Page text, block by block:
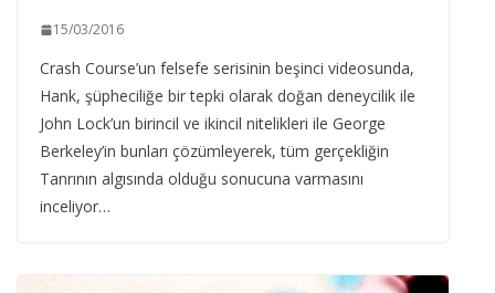
15/03/2016
Crash Course’un felsefe serisinin beşinci videosunda,
Hank, şüpheciliğe bir tepki olarak doğan deneycilik ile
John Lock’un birincil ve ikincil nitelikleri ile George
Berkeley’in bunları çözümleyerek, tüm gerçekliğin
Tanrının algısında olduğu sonucuna varmasını
inceliyor…